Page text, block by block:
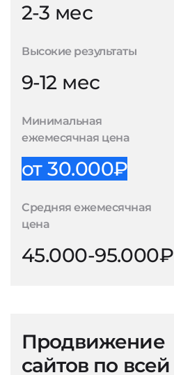
2-3 мес
Высокие результаты
9-12 мес
Минимальная
ежемесячная цена
от 30.000₽
Средняя ежемесячная
цена
45.000-95.000₽
Продвижение
сайтов по всей